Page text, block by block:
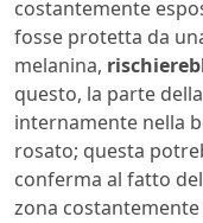
costantemente
fosse protetta da
melanina,
questo, la parte
internamente nella
rosato; questa
conferma al fatto
zona